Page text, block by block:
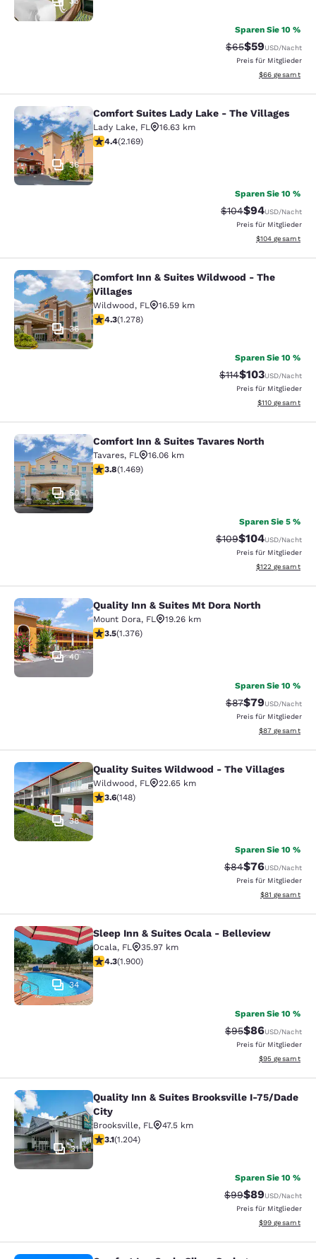
Sparen Sie 10 %
$65Vergünstigter
$59USD/Nacht
Preis für Mitglieder
Geschätzte
$66 gesamt
Comfort Suites Lady Lake - The
36
Comfort Suites Lady Lake - The Villages
Lady Lake, FL
16.63 km
4.36-Sterne-Bewertung. Hervorragend. 2169
4.4(2.169)
Sparen Sie 10 %
Durchgestrichener
$104Vergünstigter
$94USD/Nacht
Preis für Mitglieder
Geschätzte
$104 gesamt
Comfort Inn & Suites Wildwood -
36
Comfort Inn & Suites Wildwood - The
Villages
Wildwood, FL
16.59 km
4.32-Sterne-Bewertung. Hervorragend. 1278
4.3(1.278)
Sparen Sie 10 %
Durchgestrichener
$114Vergünstigter
$103USD/Nacht
Preis für Mitglieder
Geschätzte
$110 gesamt
Comfort Inn & Suites Tavares North
50
Comfort Inn & Suites Tavares North
Tavares, FL
16.06 km
3.81-Sterne-Bewertung. Gut. 1469 Bewertungen
3.8(1.469)
Sparen Sie 5 %
Durchgestrichener
$109Vergünstigter
$104USD/Nacht
Preis für Mitglieder
Geschätzte
$122 gesamt
Quality Inn & Suites Mt Dora North
40
Quality Inn & Suites Mt Dora North
Mount Dora, FL
19.26 km
3.46-Sterne-Bewertung. Gut. 1376 Bewertungen
3.5(1.376)
Sparen Sie 10 %
$87Vergünstigter
$79USD/Nacht
Preis für Mitglieder
Geschätzte
$87 gesamt
Quality Suites Wildwood - The
38
Quality Suites Wildwood - The Villages
Wildwood, FL
22.65 km
3.58-Sterne-Bewertung. Gut. 148 Bewertungen
3.6(148)
Sparen Sie 10 %
Durchgestrichener
$84Vergünstigter
$76USD/Nacht
Preis für Mitglieder
Geschätzte
$81 gesamt
Sleep Inn & Suites Ocala -
34
Sleep Inn & Suites Ocala - Belleview
Ocala, FL
35.97 km
4.3-Sterne-Bewertung. Hervorragend. 1900
4.3(1.900)
Sparen Sie 10 %
$95Vergünstigter
$86USD/Nacht
Preis für Mitglieder
Geschätzte
$95 gesamt
Quality Inn & Suites Brooksville I-
31
Quality Inn & Suites Brooksville I-75/Dade
City
Brooksville, FL
47.5 km
3.14-Sterne-Bewertung. Gut. 1204 Bewertungen
3.1(1.204)
Sparen Sie 10 %
Durchgestrichener
$99Vergünstigter
$89USD/Nacht
Preis für Mitglieder
Geschätzte
$99 gesamt